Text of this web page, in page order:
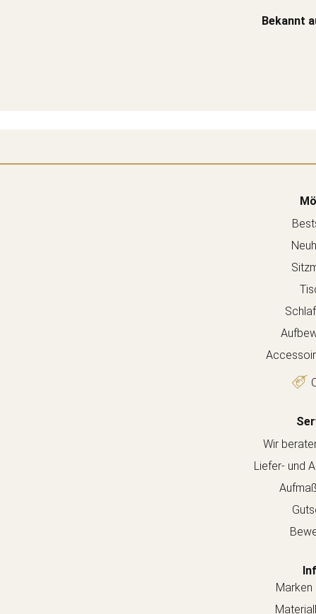
Bekannt
Wir
Liefer- und
Marken